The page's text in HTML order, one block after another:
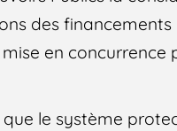
des
en concurrence
le système